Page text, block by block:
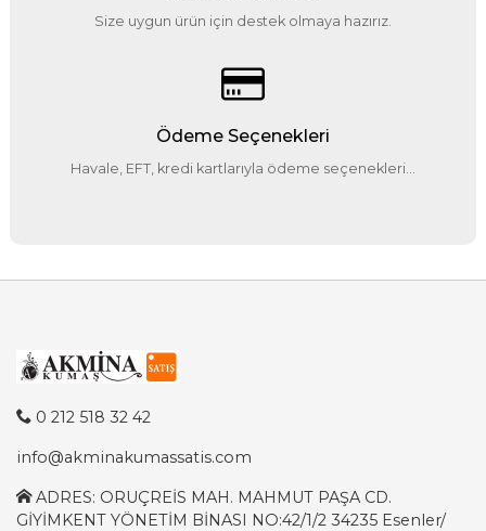
Size uygun ürün için destek olmaya hazırız.
Ödeme Seçenekleri
Havale, EFT, kredi kartlarıyla ödeme seçenekleri...
0 212 518 32 42
info@akminakumassatis.com
ADRES: ORUÇREİS MAH. MAHMUT PAŞA CD.
GİYİMKENT YÖNETİM BİNASI NO:42/1/2 34235 Esenler/